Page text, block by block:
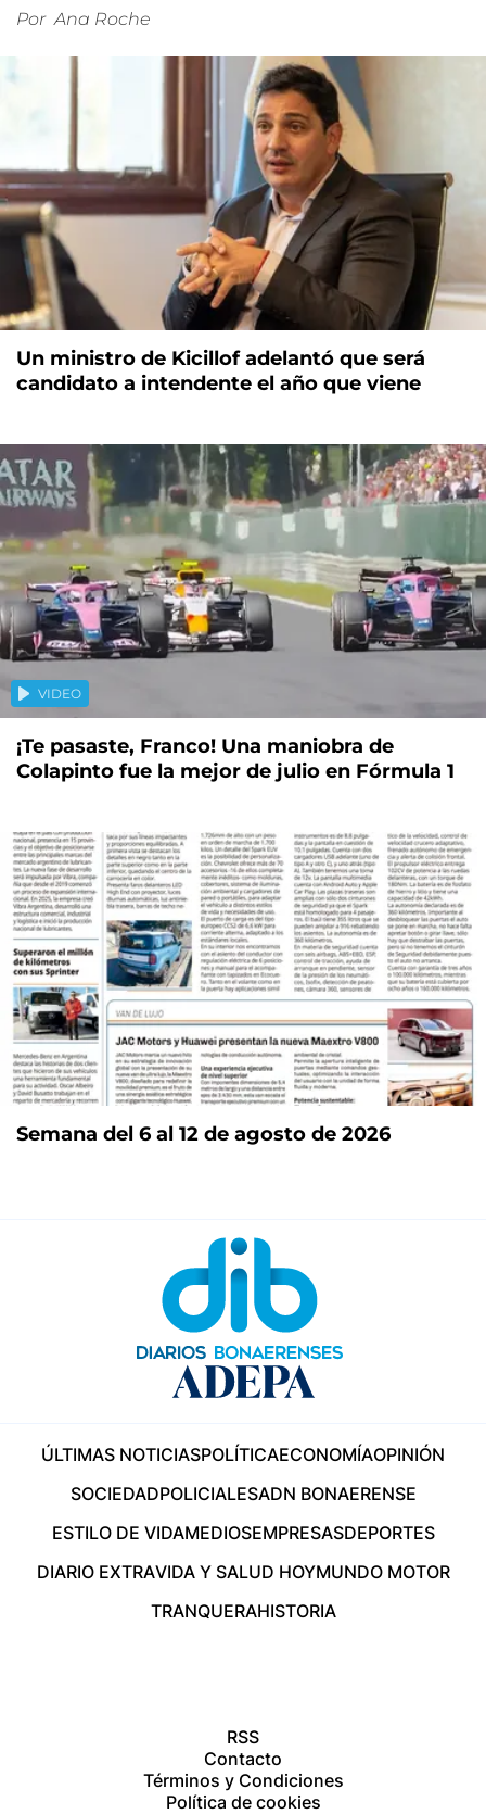
Por Ana Roche
Un ministro de Kicillof adelantó que será
candidato a intendente el año que viene
VIDEO
¡Te pasaste, Franco! Una maniobra de
Colapinto fue la mejor de julio en Fórmula 1
Semana del 6 al 12 de agosto de 2026
ÚLTIMAS NOTICIASPOLÍTICAECONOMÍAOPINIÓN
SOCIEDADPOLICIALESADN BONAERENSE
ESTILO DE VIDAMEDIOSEMPRESASDEPORTES
DIARIO EXTRAVIDA Y SALUD HOYMUNDO MOTOR
TRANQUERAHISTORIA
RSS
Contacto
Términos y Condiciones
Política de cookies